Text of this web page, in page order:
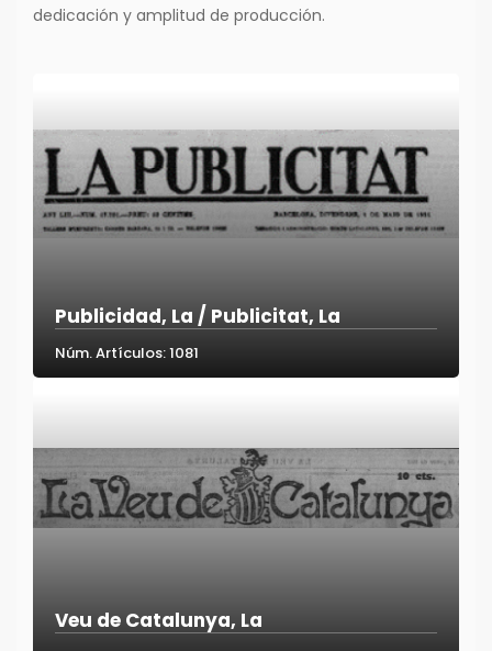
dedicación y amplitud de producción.
Publicidad, La / Publicitat, La
Núm. Artículos: 1081
Veu de Catalunya, La